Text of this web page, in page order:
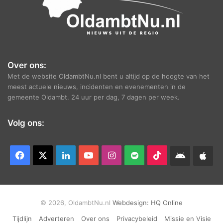
Over ons:
Met de website OldambtNu.nl bent u altijd op de hoogte van het
meest actuele nieuws, incidenten en evenementen in de
gemeente Oldambt. 24 uur per dag, 7 dagen per week.
Volg ons:
Facebook LinkedInYouTubeInstagram
Spotify TikTokAndroid
© 2026, OldambtNu.nl Webdesign: HQ Online
Tijdlijn
Adverteren Over ons Privacybeleid Missie en Visie